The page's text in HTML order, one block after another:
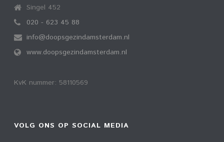
Singel 452
020 - 623 45 88
info@doopsgezindamsterdam.nl
www.doopsgezindamsterdam.nl
KvK nummer: 58110569
VOLG ONS OP SOCIAL MEDIA